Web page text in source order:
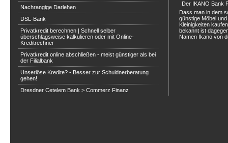
Nachrangige Darlehen
DSL-Bank
Privatkredit berechnen | Schnell selber
überschlagsweise kalkulieren oder mit Online-
Kreditrechner
Privatkredit online abschließen - meist günstiger als bei
der Filialbank
Unseriöse Kredite? - Besser zur Schuldnerberatung
gehen!
Dresdner Cetelem Bank > Commerz Finanz
Der IKANO Bank
Dass man in dem
günstige Möbel
Kleinigkeiten
bekannt ist
Namen Ikano von